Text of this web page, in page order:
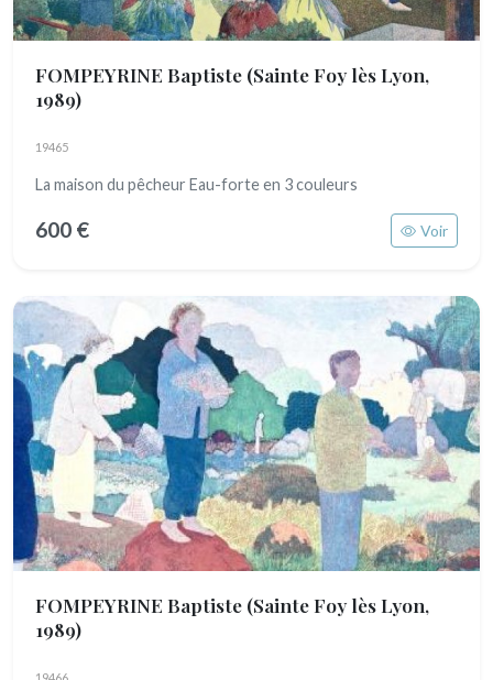
FOMPEYRINE Baptiste (Sainte Foy lès Lyon,
1989)
19465
La maison du pêcheur Eau-forte en 3 couleurs
600 € Voir
FOMPEYRINE Baptiste (Sainte Foy lès Lyon,
1989)
19466